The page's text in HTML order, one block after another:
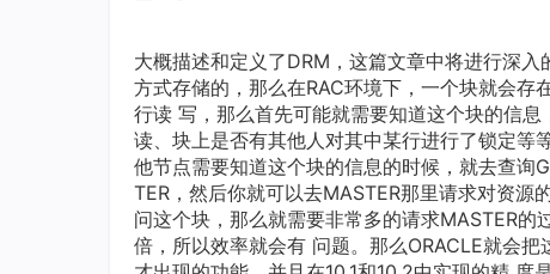
大概描述和定义了DRM，这篇文章中将进行深
方式存储的，那么在RAC环境下，一个块就会
行读 写，那么首先可能就需要知道这个块的信
读、块上是否有其他人对其中某行进行了锁定等
他节点需要知道这个块的信息的时候，就去查
TER，然后你就可以去MASTER那里请求对资源
问这个块，那么就需要非常多的请求MASTER
倍，所以效率就会有 问题。那么ORACLE就会